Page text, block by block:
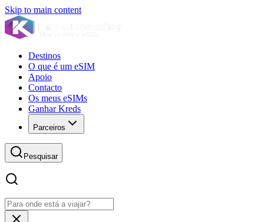
Skip to main content
Destinos
O que é um eSIM
Apoio
Contacto
Os meus eSIMs
Ganhar Kreds
Parceiros
Pesquisar